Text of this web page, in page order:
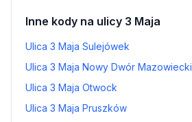
Inne kody na ulicy 3 Maja
Ulica 3 Maja Sulejówek
Ulica 3 Maja Nowy Dwór Mazowiecki
Ulica 3 Maja Otwock
Ulica 3 Maja Pruszków